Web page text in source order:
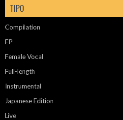
TIPO
Compilation
EP
Female Vocal
Full-length
Instrumental
Japanese Edition
Live